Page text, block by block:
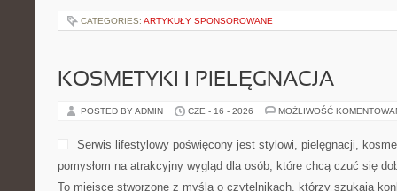
CATEGORIES: ARTYKUŁY SPONSOROWANE
KOSMETYKI I PIELĘGNACJA
POSTED BY ADMIN CZE - 16 - 2026 MOŻLIWOŚĆ
Serwis lifestylowy poświęcony jest stylowi, pielęgnacji,
pomysłom na atrakcyjny wygląd dla osób, które chcą czuć się
To miejsce stworzone z myślą o czytelnikach, którzy szukają